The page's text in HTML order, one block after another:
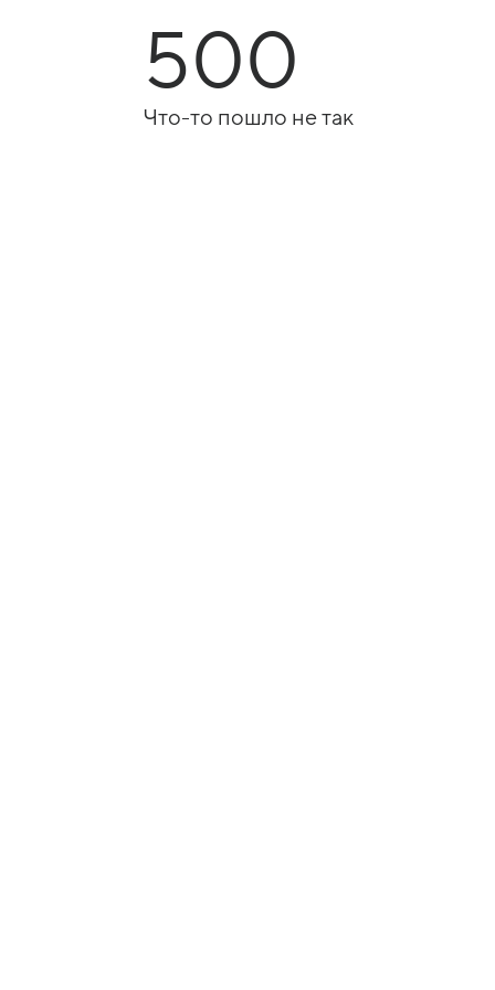
500
Что-то пошло не так